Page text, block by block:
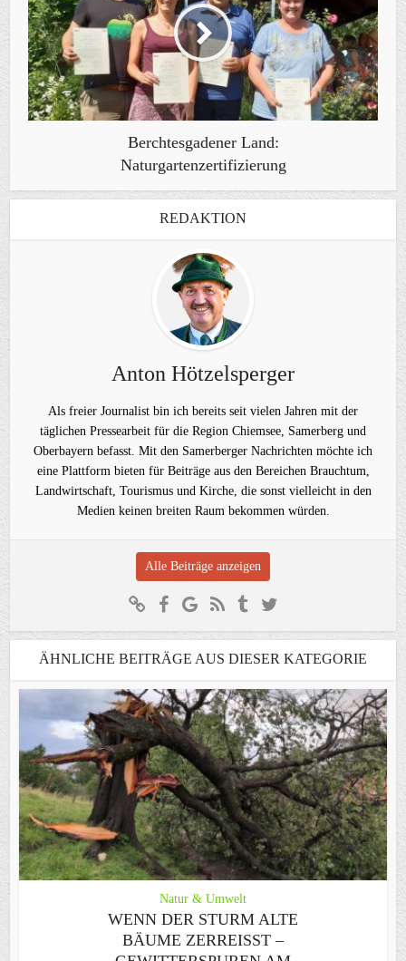
Berchtesgadener Land:
Naturgartenzertifizierung
REDAKTION
Anton Hötzelsperger
Als freier Journalist bin ich bereits seit vielen Jahren mit der
täglichen Pressearbeit für die Region Chiemsee, Samerberg und
Oberbayern befasst. Mit den Samerberger Nachrichten möchte ich
eine Plattform bieten für Beiträge aus den Bereichen Brauchtum,
Landwirtschaft, Tourismus und Kirche, die sonst vielleicht in den
Medien keinen breiten Raum bekommen würden.
Alle Beiträge anzeigen
ÄHNLICHE BEITRÄGE AUS DIESER KATEGORIE
Natur & Umwelt
WENN DER STURM ALTE
BÄUME ZERREISST – G